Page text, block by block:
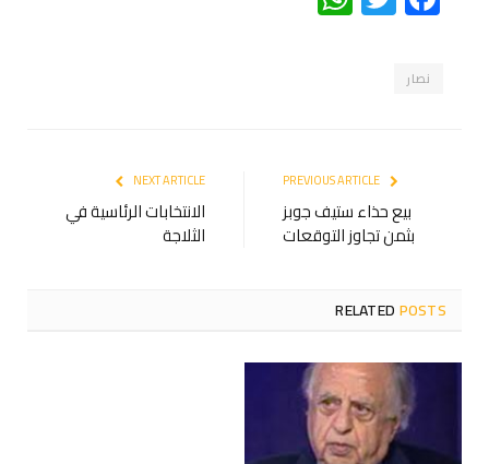
نصار
بيع حذاء ستيف جوبز
بثمن تجاوز التوقعات
NEXT ARTICLE
الانتخابات الرئاسية في
الثلاجة
RELATEDPOSTS